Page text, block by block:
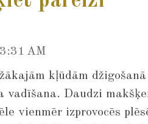
3:31 AM
kļūdām
vadīšana. Daudzi
vienmēr izprovocēs